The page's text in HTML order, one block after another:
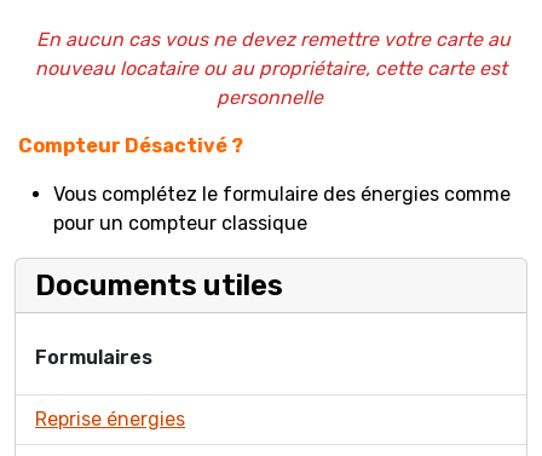
En aucun cas vous ne devez remettre votre carte au
nouveau locataire ou au propriétaire, cette carte est
personnelle
Compteur Désactivé ?
Vous complétez le formulaire des énergies comme
pour un compteur classique
Documents utiles
Formulaires
Reprise énergies